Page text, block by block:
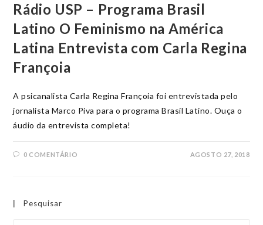
Rádio USP – Programa Brasil
Latino O Feminismo na América
Latina Entrevista com Carla Regina
Françoia
A psicanalista Carla Regina Françoia foi entrevistada pelo
jornalista Marco Piva para o programa Brasil Latino. Ouça o
áudio da entrevista completa!
0 COMENTÁRIO AGOSTO 27, 2018
Pesquisar